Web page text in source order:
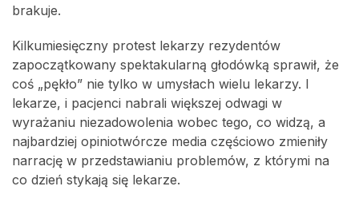
brakuje.
Kilkumiesięczny protest lekarzy rezydentów
zapoczątkowany spektakularną głodówką sprawił, że
coś „pękło” nie tylko w umysłach wielu lekarzy. I
lekarze, i pacjenci nabrali większej odwagi w
wyrażaniu niezadowolenia wobec tego, co widzą, a
najbardziej opiniotwórcze media częściowo zmieniły
narrację w przedstawianiu problemów, z którymi na
co dzień stykają się lekarze.